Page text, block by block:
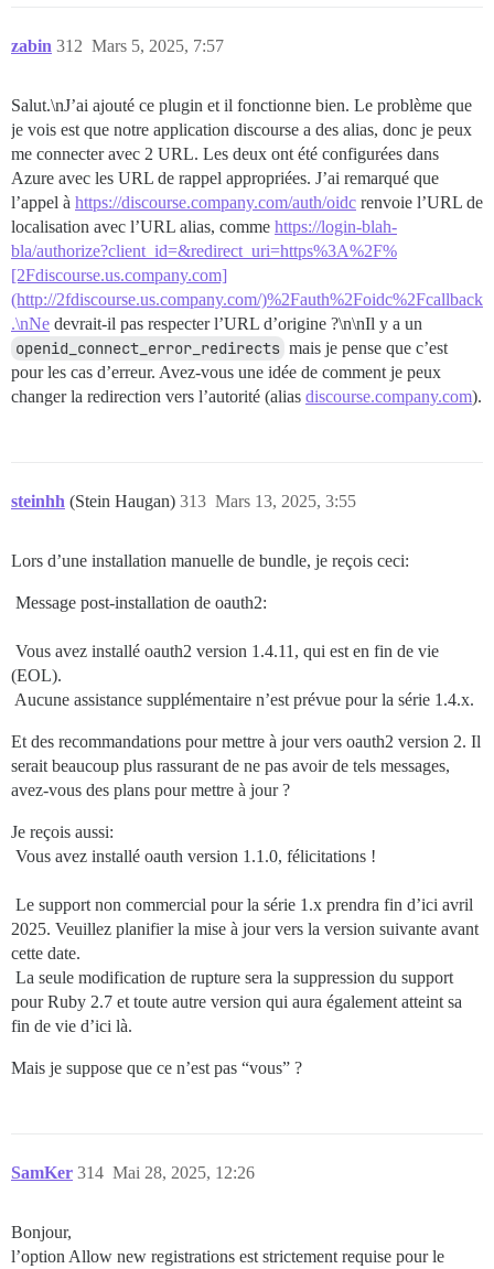
zabin Mars 5, 2025, 7:57
312
Salut.\nJ’ai ajouté ce plugin et il fonctionne bien. Le problème que
je vois est que notre application discourse a des alias, donc je peux
me connecter avec 2 URL. Les deux ont été configurées dans
Azure avec les URL de rappel appropriées. J’ai remarqué que
l’appel à https://discourse.company.com/auth/oidc renvoie l’URL de
localisation avec l’URL alias, comme https://login-blah-
bla/authorize?client_id=&redirect_uri=https%3A%2F%
[2Fdiscourse.us.company.com]
(http://2fdiscourse.us.company.com/)%2Fauth%2Foidc%2Fcallback
.\nNe devrait-il pas respecter l’URL d’origine ?\n\nIl y a un
openid_connect_error_redirects mais je pense que c’est
pour les cas d’erreur. Avez-vous une idée de comment je peux
changer la redirection vers l’autorité (alias discourse.company.com).
steinhh (Stein Haugan) Mars 13, 2025, 3:55
313
Lors d’une installation manuelle de bundle, je reçois ceci:
Message post-installation de oauth2:
 Vous avez installé oauth2 version 1.4.11, qui est en fin de vie
(EOL).
 Aucune assistance supplémentaire n’est prévue pour la série 1.4.x.
Et des recommandations pour mettre à jour vers oauth2 version 2. Il
serait beaucoup plus rassurant de ne pas avoir de tels messages,
avez-vous des plans pour mettre à jour ?
Je reçois aussi:
 Vous avez installé oauth version 1.1.0, félicitations !
 Le support non commercial pour la série 1.x prendra fin d’ici avril
2025. Veuillez planifier la mise à jour vers la version suivante avant
cette date.
La seule modification de rupture sera la suppression du support
pour Ruby 2.7 et toute autre version qui aura également atteint sa
fin de vie d’ici là.
Mais je suppose que ce n’est pas “vous” ?
SamKer Mai 28, 2025, 12:26
314
Bonjour,
l’option Allow new registrations est strictement requise pour le